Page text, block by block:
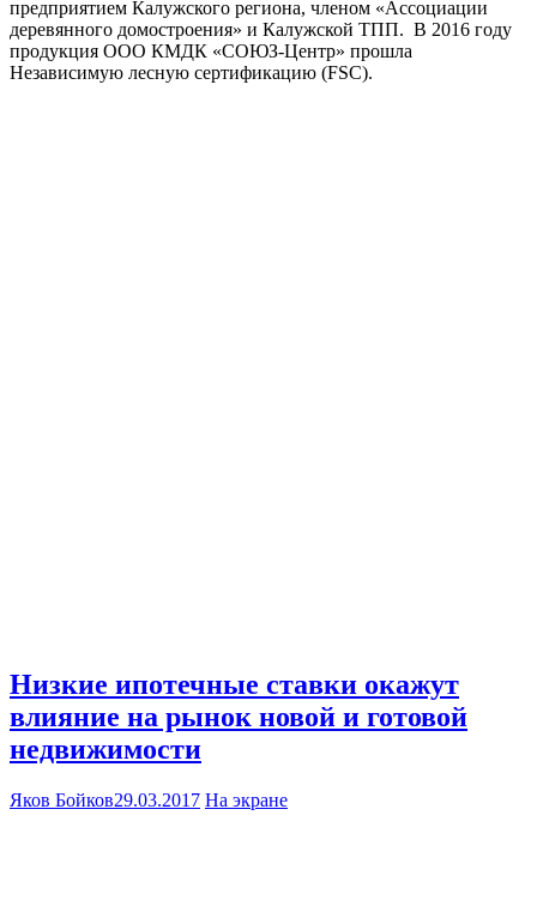
предприятием Калужского региона, членом «Ассоциации
деревянного домостроения» и Калужской ТПП. В 2016 году
продукция ООО КМДК «СОЮЗ-Центр» прошла
Независимую лесную сертификацию (FSC).
Низкие ипотечные ставки окажут
влияние на рынок новой и готовой
недвижимости
Яков Бойков29.03.2017 На экране